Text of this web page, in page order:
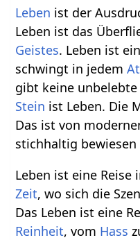
Leben ist der
Leben ist das
Geistes. Leben ist
schwingt in jedem
gibt keine unbelebte
Stein ist Leben. Die
Das ist von
stichhaltig bewiesen
Leben ist eine Reise
Zeit, wo sich die
Das Leben ist eine
Reinheit, vom Hass